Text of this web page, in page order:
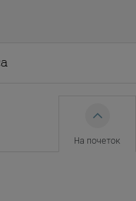
На почеток